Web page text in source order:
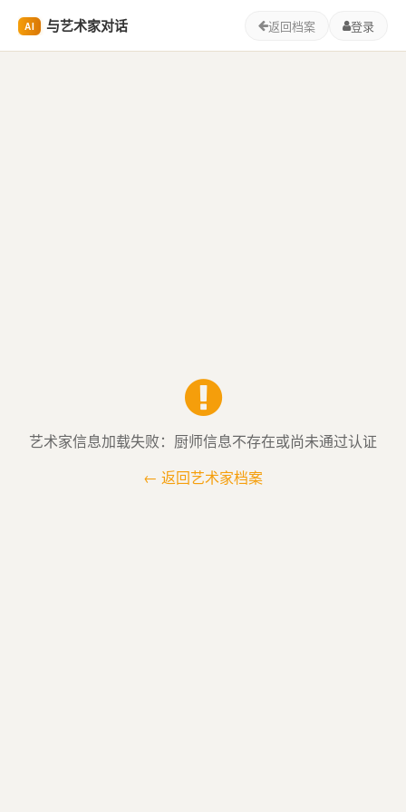
AI 与艺术家对话 返回档案 登录
艺术家信息加载失败：厨师信息不存在或尚未通过认证
← 返回艺术家档案